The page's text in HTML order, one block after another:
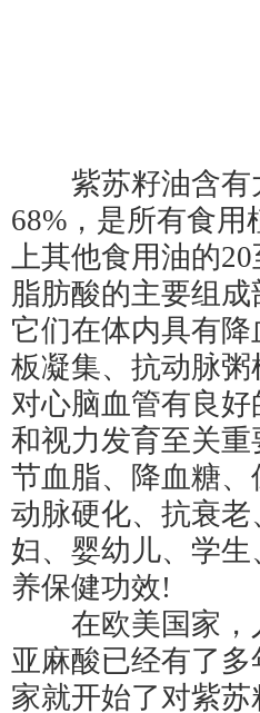
紫苏籽油含有
68%，是所有食
上其他食用油的
脂肪酸的主要组
它们在体内具有
板凝集、抗动脉
对心脑血管有良
和视力发育至关
节血脂、降血糖
动脉硬化、抗衰
妇、婴幼儿、学
养保健功效!
在欧美国家，
亚麻酸已经有了
家就开始了对紫